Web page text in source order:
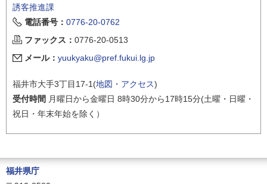
誘客推進課
電話番号： 0776-20-0762
ファックス： 0776-20-0513
メール： yuukyaku@pref.fukui.lg.jp
福井市大手3丁目17-1(地図・アクセス)
受付時間 月曜日から金曜日 8時30分から17時15分(土曜・日曜・
祝日・年末年始を除く）
福井県庁